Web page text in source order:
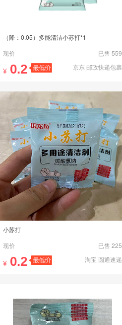
（降：0.05）多能清洁小苏打*1
现价
已售 559
¥ 0.2 京东 邮政快递包裹
小苏打
现价
已售 225
¥ 0.2 淘宝 圆通速递